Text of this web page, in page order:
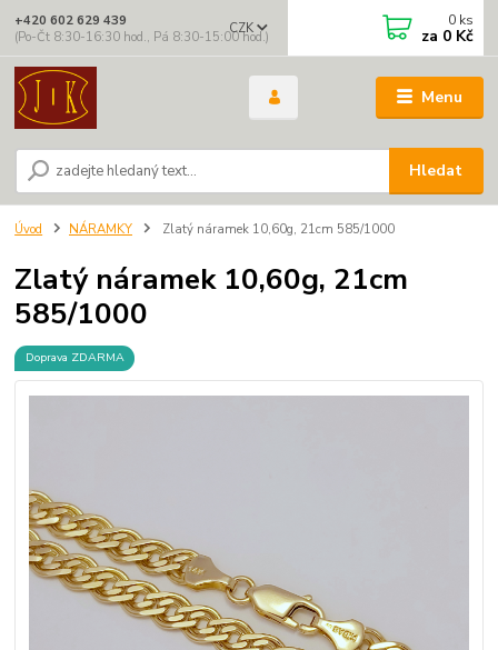
Menu
CZK
Hledat
+420 602 629 439
(Po-Čt 8:30-16:30 hod., Pá 8:30-15:00 hod.)
0 ks
za 0 Kč
Úvod NÁRAMKY Zlatý náramek 10,60g, 21cm 585/1000
Zlatý náramek 10,60g, 21cm
585/1000
Doprava ZDARMA